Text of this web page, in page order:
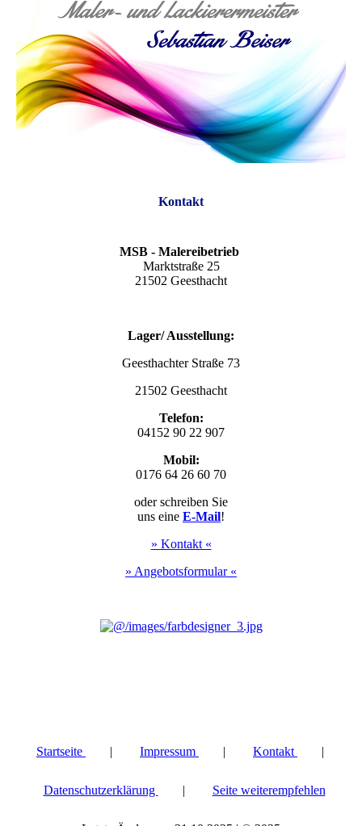
Kontakt
MSB - Malereibetrieb
Marktstraße 25
21502 Geesthacht
Lager/ Ausstellung:
Geesthachter Straße 73
21502 Geesthacht
Telefon:
04152 90 22 907
Mobil:
0176 64 26 60 70
oder schreiben Sie
uns eine E-Mail!
» Kontakt «
» Angebotsformular «
Startseite | Impressum | Kontakt |
Datenschutzerklärung | Seite weiterempfehlen